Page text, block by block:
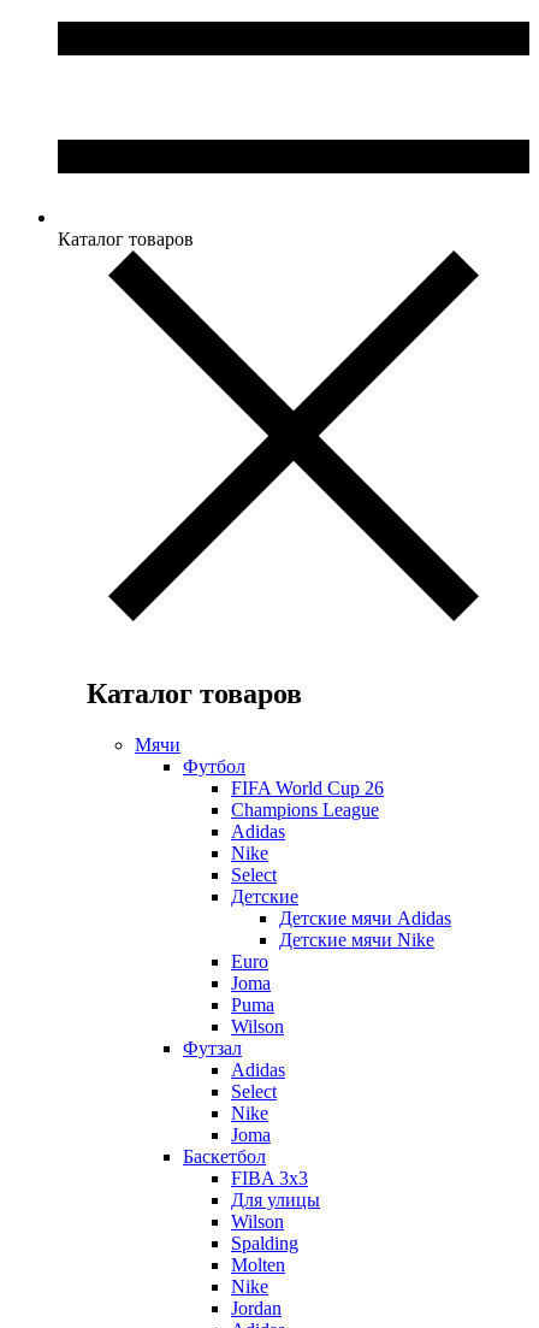
Каталог товаров
Каталог товаров
Мячи
Футбол
FIFA World Cup 26
Champions League
Adidas
Nike
Select
Детские
Детские мячи Adidas
Детские мячи Nike
Euro
Joma
Puma
Wilson
Футзал
Adidas
Select
Nike
Joma
Баскетбол
FIBA 3x3
Для улицы
Wilson
Spalding
Molten
Nike
Jordan